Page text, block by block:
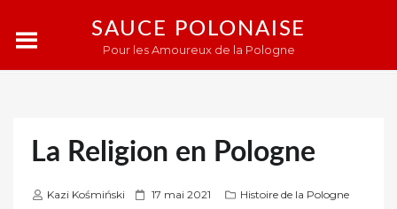
SAUCE POLONAISE
Pour les Amoureux de la Pologne
La Religion en Pologne
Kazi Kośmiński
P 17 mai 2021
Histoire de la Pologne